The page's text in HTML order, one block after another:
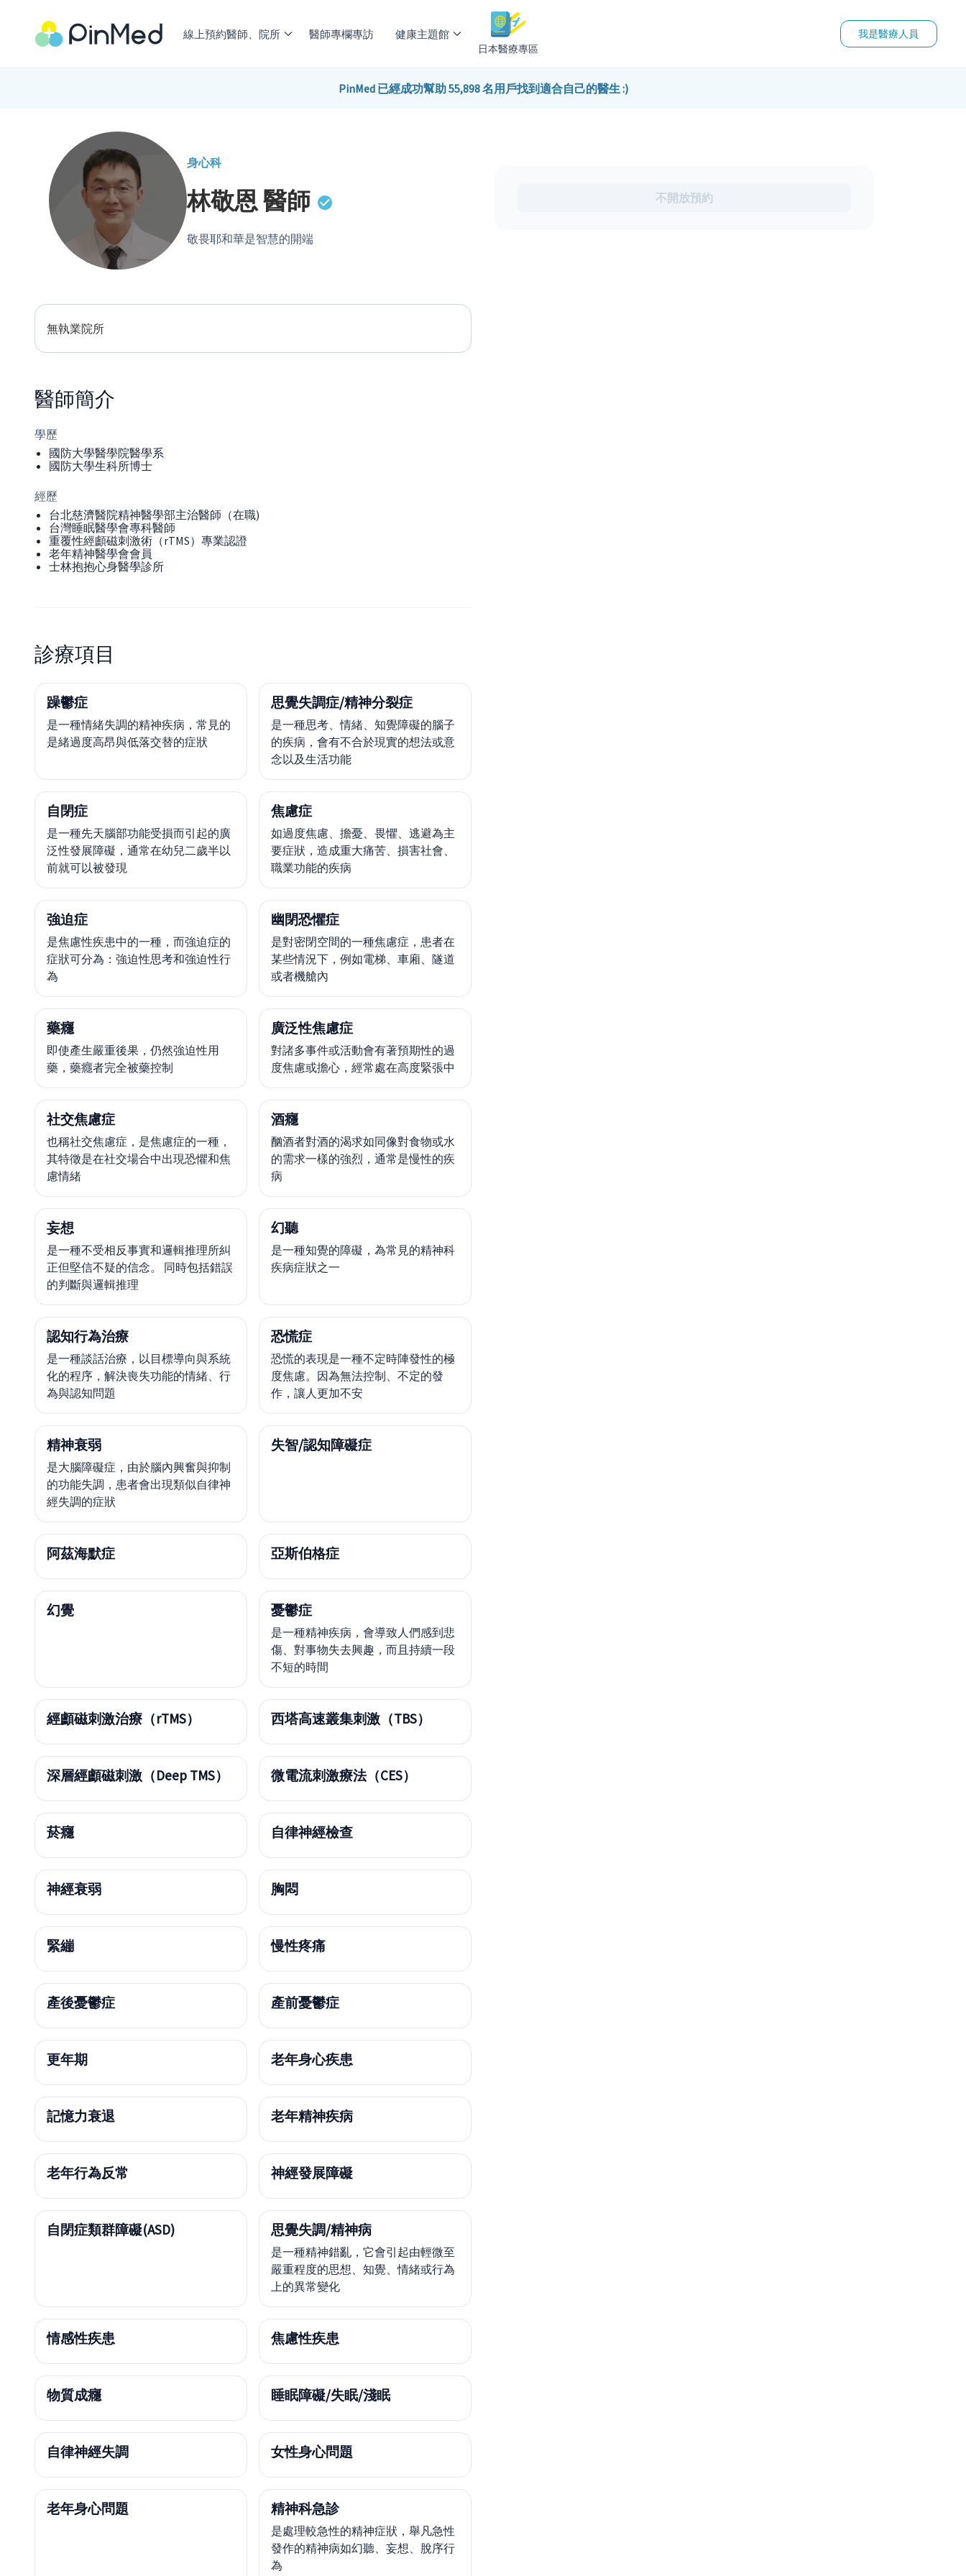
線上預約醫師、院所 醫師專欄專訪 健康主題館
日本醫療專區
我是醫療人員
PinMed 已經成功幫助 55,898 名用戶找到適合自己的醫生 :)
身心科
林敬恩醫師
敬畏耶和華是智慧的開端
無執業院所
醫師簡介
學歷
國防大學醫學院醫學系
國防大學生科所博士
經歷
台北慈濟醫院精神醫學部主治醫師（在職)
台灣睡眠醫學會專科醫師
重覆性經顱磁刺激術（rTMS）專業認證
老年精神醫學會會員
士林抱抱心身醫學診所
診療項目
躁鬱症
是一種情緒失調的精神疾病，常見的
是緒過度高昂與低落交替的症狀
思覺失調症/精神分裂症
是一種思考、情緒、知覺障礙的腦子
的疾病，會有不合於現實的想法或意
念以及生活功能
自閉症
是一種先天腦部功能受損而引起的廣
泛性發展障礙，通常在幼兒二歲半以
前就可以被發現
焦慮症
如過度焦慮、擔憂、畏懼、逃避為主
要症狀，造成重大痛苦、損害社會、
職業功能的疾病
強迫症
是焦慮性疾患中的一種，而強迫症的
症狀可分為：強迫性思考和強迫性行
為
幽閉恐懼症
是對密閉空間的一種焦慮症，患者在
某些情況下，例如電梯、車廂、隧道
或者機艙內
藥癮
即使產生嚴重後果，仍然強迫性用
藥，藥癮者完全被藥控制
廣泛性焦慮症
對諸多事件或活動會有著預期性的過
度焦慮或擔心，經常處在高度緊張中
社交焦慮症
也稱社交焦慮症，是焦慮症的一種，
其特徵是在社交場合中出現恐懼和焦
慮情緒
酒癮
酗酒者對酒的渴求如同像對食物或水
的需求一樣的強烈，通常是慢性的疾
病
妄想
是一種不受相反事實和邏輯推理所糾
正但堅信不疑的信念。 同時包括錯誤
的判斷與邏輯推理
幻聽
是一種知覺的障礙，為常見的精神科
疾病症狀之一
認知行為治療
是一種談話治療，以目標導向與系統
化的程序，解決喪失功能的情緒、行
為與認知問題
恐慌症
恐慌的表現是一種不定時陣發性的極
度焦慮。因為無法控制、不定的發
作，讓人更加不安
精神衰弱
是大腦障礙症，由於腦內興奮與抑制
的功能失調，患者會出現類似自律神
經失調的症狀
失智/認知障礙症
阿茲海默症 亞斯伯格症
幻覺 憂鬱症
是一種精神疾病，會導致人們感到悲
傷、對事物失去興趣，而且持續一段
不短的時間
經顱磁刺激治療（rTMS） 西塔高速叢集刺激（TBS）
深層經顱磁刺激（Deep TMS） 微電流刺激療法（CES）
菸癮 自律神經檢查
神經衰弱 胸悶
緊繃 慢性疼痛
產後憂鬱症 產前憂鬱症
更年期 老年身心疾患
記憶力衰退 老年精神疾病
老年行為反常 神經發展障礙
自閉症類群障礙(ASD) 思覺失調/精神病
是一種精神錯亂，它會引起由輕微至
嚴重程度的思想、知覺、情緒或行為
上的異常變化
情感性疾患 焦慮性疾患
物質成癮 睡眠障礙/失眠/淺眠
自律神經失調 女性身心問題
老年身心問題 精神科急診
是處理較急性的精神症狀，舉凡急性
發作的精神病如幻聽、妄想、脫序行
為
不開放預約